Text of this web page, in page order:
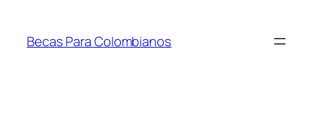
contenido
Becas Para Colombianos